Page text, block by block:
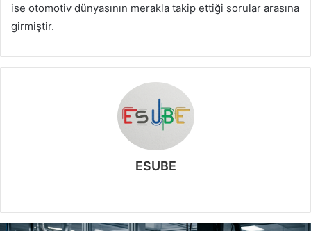
ise otomotiv dünyasının merakla takip ettiği sorular arasına
girmiştir.
ESUBE
b